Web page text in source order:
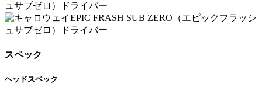
スペック
ヘッドスペック